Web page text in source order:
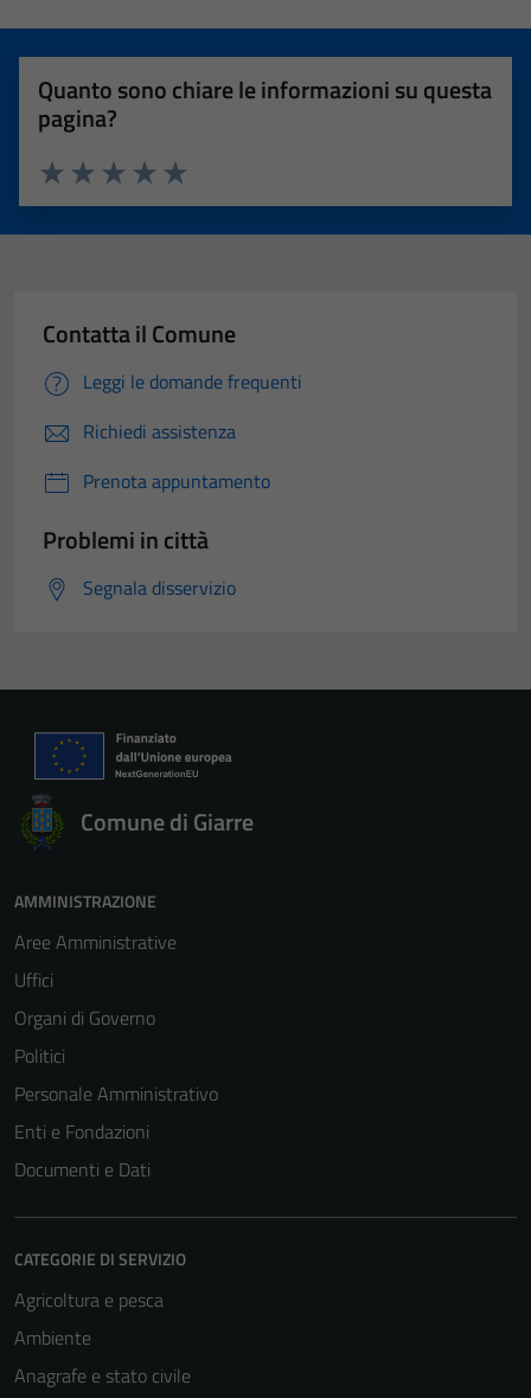
Quanto sono chiare le informazioni su questa
pagina?
Valuta 5 stelle su 5
Valuta 4 stelle su 5
Valuta 3 stelle su 5
Valuta 2 stelle su 5
Valuta 1 stelle su 5
Contatta il Comune
Leggi le domande frequenti
Richiedi assistenza
Prenota appuntamento
Problemi in città
Segnala disservizio
Comune di Giarre
AMMINISTRAZIONE
Aree Amministrative
Uffici
Organi di Governo
Politici
Personale Amministrativo
Enti e Fondazioni
Documenti e Dati
CATEGORIE DI SERVIZIO
Agricoltura e pesca
Ambiente
Anagrafe e stato civile